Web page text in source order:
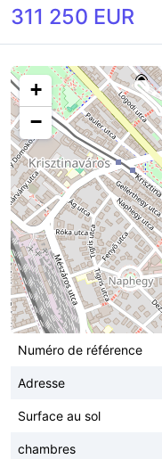
311 250 EUR
+
−
Numéro de référence
Adresse
Surface au sol
chambres